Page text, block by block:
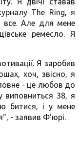
The Ring, я
все. Але для мене
ремесло. Я
Я заробив
хоч, звісно, я
- це любов до
виповниться 38, я
битися, і у мене
- заявив Ф'юрі.